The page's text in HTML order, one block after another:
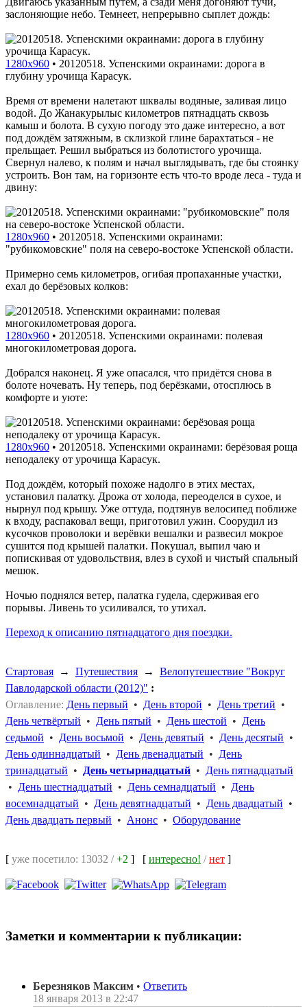
заслоняющие небо. Темнеет, непрерывно сыплет дождь:
1280x960 • 20120518. Успенскими окраинами: дорога в
глубину урочища Карасук.
Время от времени налетают шквалы водяные, заливая лицо
водой. До Жанакурылыс километров пятнадцать сквозь
камыш и болота. В сухую погоду это даже интересно, а вот
под дождём затяжным, в склизкой глине барахтаться - не
прельщает. Решил выбраться из болотистого урочища.
Свернул налево, к полям и начал выглядывать, где бы стоянку
устроить. Вон там, на горизонте есть что-то вроде леса - туда и
двину:
1280x960 • 20120518. Успенскими окраинами:
"рубикомовские" поля на северо-востоке Успенской области.
Примерно семь километров, огибая пропаханные участки,
ехал до берёзовых колков:
1280x960 • 20120518. Успенскими окраинами: полевая
многокилометровая дорога.
Добрался наконец. Я уже опасался, что придётся снова в
болоте ночевать. Ну теперь, под берёзками, отосплюсь в
комфорте и уюте:
1280x960 • 20120518. Успенскими окраинами: берёзовая роща
неподалеку от урочища Карасук.
Под дождём, который похоже надолго в этих местах,
установил палатку. Дрожа от холода, переоделся в сухое, и
нырнул под крышу. Уже оттуда, подтянув велосипед поближе
к входу, распаковал вещи, приготовил ужин. Соорудил из
кусочков проволоки и верёвки вешалки и развесил мокрое
сушится под крышей палатки. Покушал, выпил чаю и
попискивая от удовольствия, влез в сухой и чистый спальный
мешок.
Ночью поднялся ветер, палатка гудела, сдерживая его
порывы. Ливень то усиливался, то утихал.
Переход к описанию пятнадцатого дня поездки.
Стартовая → Путешествия → Велопутешествие "Вокруг
Павлодарской области (2012)" :
Оглавление: День первый • День второй • День третий •
День четвёртый • День пятый • День шестой • День
седьмой • День восьмой • День девятый • День десятый •
День одиннадцатый • День двенадцатый • День
тринадцатый • День четырнадцатый • День пятнадцатый
• День шестнадцатый • День семнадцатый • День
восемнадцатый • День девятнадцатый • День двадцатый •
День двадцать первый • Анонс • Оборудование
[ уже посетило: 13032 /+2 ] [ интересно! /нет ]
Заметки и комментарии к публикации:
Березняков Максим • Ответить
18 января 2013 в 22:47